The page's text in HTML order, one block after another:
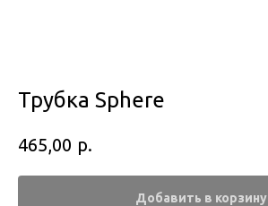
Трубка Sphere
465,00 р.
Добавить в корзину